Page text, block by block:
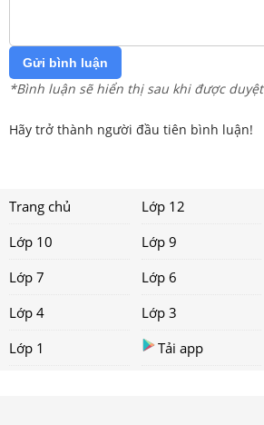
Gửi bình luận
*Bình luận sẽ hiển thị sau khi được duyệt
Hãy trở thành người đầu tiên bình luận!
Trang chủ Lớp 12
Lớp 10
Lớp 9
Lớp 7
Lớp 6
Lớp 4
Lớp 3
Lớp 1
Tải app